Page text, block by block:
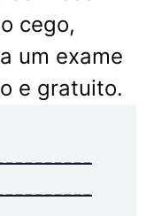
cego,
um exame
e gratuito.